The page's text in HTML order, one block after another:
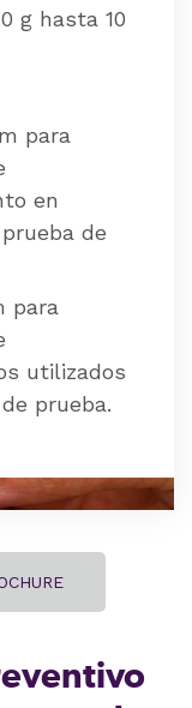
g hasta 10
para
en
de
para
utilizados
prueba.